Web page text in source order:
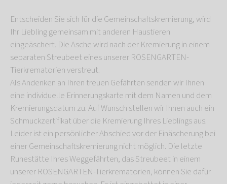
Entscheiden Sie sich für die Gemeinschaftskremierung, wird
Ihr Liebling gemeinsam mit anderen Haustieren
eingeäschert. Die Asche wird nach der Kremierung in einem
separaten Streubeet eines unserer ROSENGARTEN-
Tierkrematorien verstreut.
Als Andenken an Ihren treuen Gefährten senden wir Ihnen
eine individuelle Erinnerungskarte mit dem Namen und dem
Kremierungsdatum zu. Auf Wunsch stellen wir Ihnen auch ein
Schmuckzertifikat über die Kremierung Ihres Lieblings aus.
Leider ist ein persönlicher Abschied vor der Einäscherung bei
einer Gemeinschaftskremierung nicht möglich. Die letzte
Ruhestätte Ihres Weggefährten, das Streubeet in einem
unserer ROSENGARTEN-Tierkrematorien, können Sie dafür